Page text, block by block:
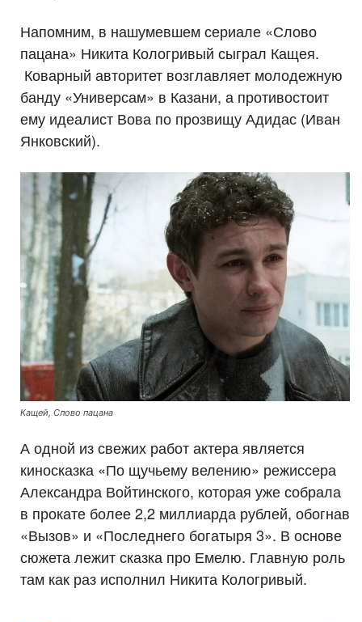
Напомним, в нашумевшем сериале «Слово
пацана» Никита Кологривый сыграл Кащея.
Коварный авторитет возглавляет молодежную
банду «Универсам» в Казани, а противостоит
ему идеалист Вова по прозвищу Адидас (Иван
Янковский).
Кащей, Слово пацана
А одной из свежих работ актера является
киносказка «По щучьему велению» режиссера
Александра Войтинского, которая уже собрала
в прокате более 2,2 миллиарда рублей, обогнав
«Вызов» и «Последнего богатыря 3». В основе
сюжета лежит сказка про Емелю. Главную роль
там как раз исполнил Никита Кологривый.